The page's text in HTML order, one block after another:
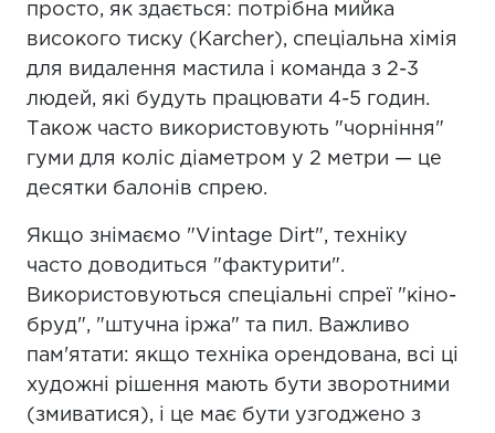
просто, як здається: потрібна мийка
високого тиску (Karcher), спеціальна хімія
для видалення мастила і команда з 2-3
людей, які будуть працювати 4-5 годин.
Також часто використовують "чорніння"
гуми для коліс діаметром у 2 метри — це
десятки балонів спрею.
Якщо знімаємо "Vintage Dirt", техніку
часто доводиться "фактурити".
Використовуються спеціальні спреї "кіно-
бруд", "штучна іржа" та пил. Важливо
пам'ятати: якщо техніка орендована, всі ці
художні рішення мають бути зворотними
(змиватися), і це має бути узгоджено з